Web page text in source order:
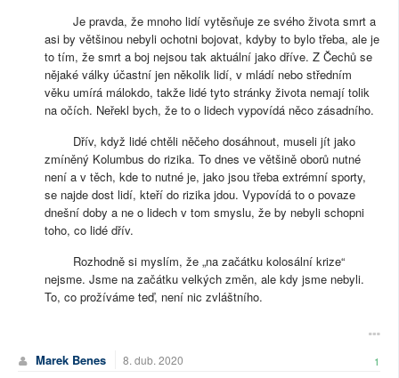
Je pravda, že mnoho lidí vytěsňuje ze svého života smrt a
asi by většinou nebyli ochotni bojovat, kdyby to bylo třeba, ale je
to tím, že smrt a boj nejsou tak aktuální jako dříve. Z Čechů se
nějaké války účastní jen několik lidí, v mládí nebo středním
věku umírá málokdo, takže lidé tyto stránky života nemají tolik
na očích. Neřekl bych, že to o lidech vypovídá něco zásadního.
Dřív, když lidé chtěli něčeho dosáhnout, museli jít jako
zmíněný Kolumbus do rizika. To dnes ve většině oborů nutné
není a v těch, kde to nutné je, jako jsou třeba extrémní sporty,
se najde dost lidí, kteří do rizika jdou. Vypovídá to o povaze
dnešní doby a ne o lidech v tom smyslu, že by nebyli schopni
toho, co lidé dřív.
Rozhodně si myslím, že „na začátku kolosální krize“
nejsme. Jsme na začátku velkých změn, ale kdy jsme nebyli.
To, co prožíváme teď, není nic zvláštního.
Marek Benes 8. dub. 2020 1